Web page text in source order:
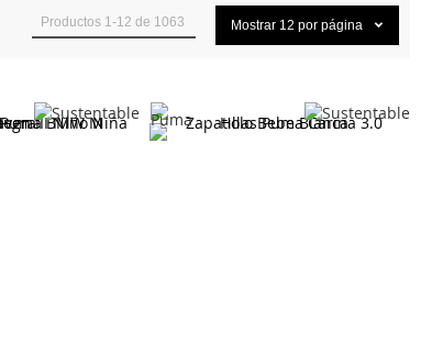
Productos 1 -12 de 1063 Mostrar 12 por página